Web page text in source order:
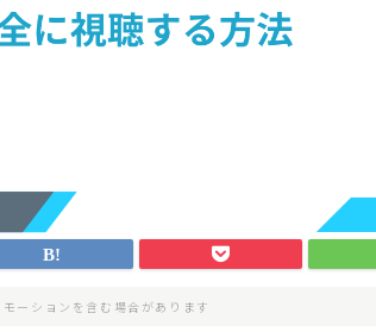
ーションを含む場合があります